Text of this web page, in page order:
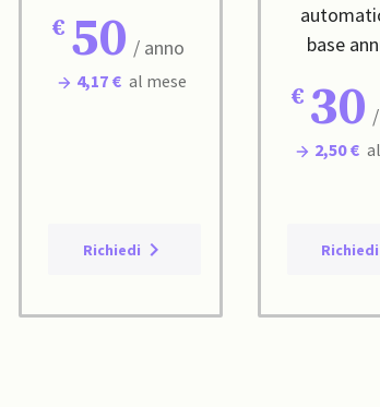
50 / anno
4,17 € al mese
Richiedi
base
30
2,50 €
Richiedi